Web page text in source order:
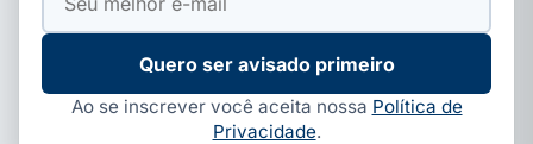
Quero ser avisado primeiro
Ao se inscrever você aceita nossa Política de
Privacidade.